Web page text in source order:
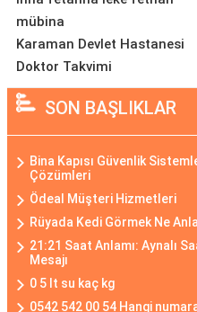
mübina
Karaman Devlet Hastanesi
Doktor Takvimi
SON BAŞLIKLAR
Bina Kapısı Güvenlik
Çözümleri
Ödeal Müşteri Hizmetleri
Rüyada Kedi Görmek Ne
21:21 Saat Anlamı: Aynalı
Mesajı
0 5 lt su kaç kg
0542 542 00 54 Hangi